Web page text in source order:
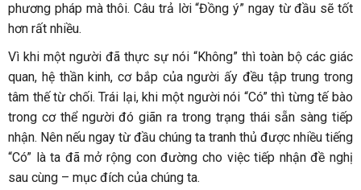
phương pháp mà thôi. Câu trả lời “Đồng ý” ngay từ đầu sẽ tốt
hơn rất nhiều.
Vì khi một người đã thực sự nói “Không” thì toàn bộ các giác
quan, hệ thần kinh, cơ bắp của người ấy đều tập trung trong
tâm thế từ chối. Trái lại, khi một người nói “Có” thì từng tế bào
trong cơ thể người đó giãn ra trong trạng thái sẵn sàng tiếp
nhận. Nên nếu ngay từ đầu chúng ta tranh thủ được nhiều tiếng
“Có” là ta đã mở rộng con đường cho việc tiếp nhận đề nghị
sau cùng – mục đích của chúng ta.